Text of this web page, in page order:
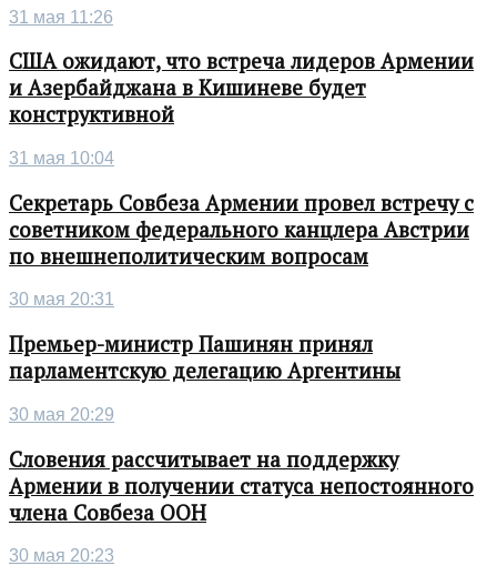
31 мая 11:26
США ожидают, что встреча лидеров Армении
и Азербайджана в Кишиневе будет
конструктивной
31 мая 10:04
Секретарь Совбеза Армении провел встречу с
советником федерального канцлера Австрии
по внешнеполитическим вопросам
30 мая 20:31
Премьер-министр Пашинян принял
парламентскую делегацию Аргентины
30 мая 20:29
Словения рассчитывает на поддержку
Армении в получении статуса непостоянного
члена Совбеза ООН
30 мая 20:23